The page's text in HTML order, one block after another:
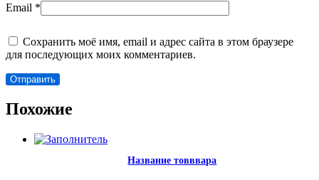
Email *
Сохранить моё имя, email и адрес сайта в этом браузере
для последующих моих комментариев.
Похожие
Название товввара